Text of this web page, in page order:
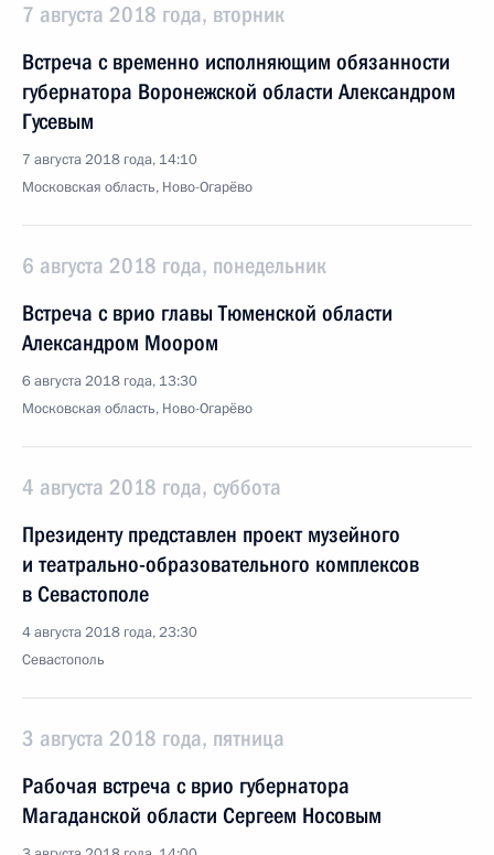
7 августа 2018 года, вторник
Встреча с временно исполняющим обязанности
губернатора Воронежской области Александром
Гусевым
7 августа 2018 года, 14:10
Московская область, Ново-Огарёво
6 августа 2018 года, понедельник
Встреча с врио главы Тюменской области
Александром Моором
6 августа 2018 года, 13:30
Московская область, Ново-Огарёво
4 августа 2018 года, суббота
Президенту представлен проект музейного
и театрально-образовательного комплексов
в Севастополе
4 августа 2018 года, 23:30
Севастополь
3 августа 2018 года, пятница
Рабочая встреча с врио губернатора
Магаданской области Сергеем Носовым